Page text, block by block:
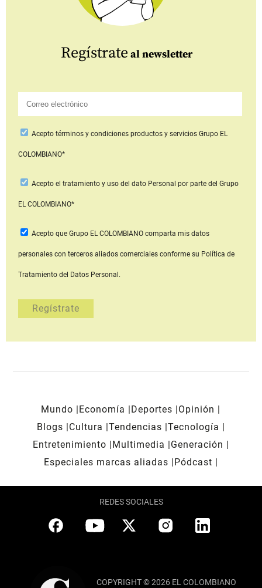
Regístrate al newsletter
Aceptotérminos y condiciones productos y serviciosGrupo EL
COLOMBIANO*
Acepto el tratamiento y uso del dato Personal por parte del Grupo
EL COLOMBIANO*
Acepto que Grupo EL COLOMBIANOcomparta mis datos
personales con terceros aliados comerciales conforme su Política de
Tratamiento del Datos Personal.
Mundo Economía Deportes
Opinión
Blogs
Cultura Tendencias Tecnología
Entretenimiento
Multimedia
Generación
Especiales marcas aliadas
Pódcast
REDES SOCIALES
COPYRIGHT © 2026 EL COLOMBIANO